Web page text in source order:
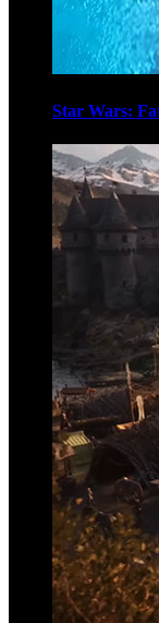
Star Wars: